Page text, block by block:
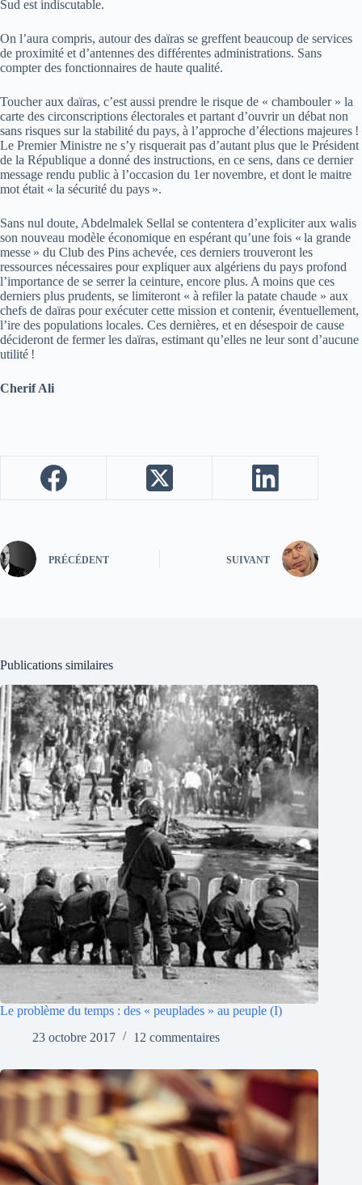
Sud est indiscutable.
On l’aura compris, autour des daïras se greffent beaucoup de services
de proximité et d’antennes des différentes administrations. Sans
compter des fonctionnaires de haute qualité.
Toucher aux daïras, c’est aussi prendre le risque de « chambouler » la
carte des circonscriptions électorales et partant d’ouvrir un débat non
sans risques sur la stabilité du pays, à l’approche d’élections majeures !
Le Premier Ministre ne s’y risquerait pas d’autant plus que le Président
de la République a donné des instructions, en ce sens, dans ce dernier
message rendu public à l’occasion du 1er novembre, et dont le maitre
mot était « la sécurité du pays ».
Sans nul doute, Abdelmalek Sellal se contentera d’expliciter aux walis
son nouveau modèle économique en espérant qu’une fois « la grande
messe » du Club des Pins achevée, ces derniers trouveront les
ressources nécessaires pour expliquer aux algériens du pays profond
l’importance de se serrer la ceinture, encore plus. A moins que ces
derniers plus prudents, se limiteront « à refiler la patate chaude » aux
chefs de daïras pour exécuter cette mission et contenir, éventuellement,
l’ire des populations locales. Ces dernières, et en désespoir de cause
décideront de fermer les daïras, estimant qu’elles ne leur sont d’aucune
utilité !
Cherif Ali
PRÉCÉDENT SUIVANT
Publications similaires
Le problème du temps : des « peuplades » au peuple (I)
23 octobre 2017
12 commentaires